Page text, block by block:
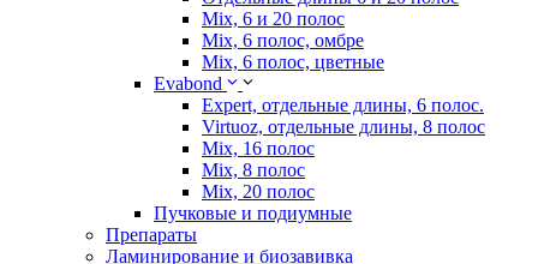
Mix, 6 и 20 полос
Mix, 6 полос, омбре
Mix, 6 полос, цветные
Evabond
Expert, отдельные длины, 6 полос.
Virtuoz, отдельные длины, 8 полос
Mix, 16 полос
Mix, 8 полос
Mix, 20 полос
Пучковые и подиумные
Препараты
Ламинирование и биозавивка